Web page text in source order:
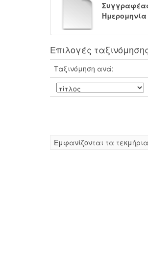
Επιλογές
Ταξινόμηση ανά:
Eμφανίζονται τα